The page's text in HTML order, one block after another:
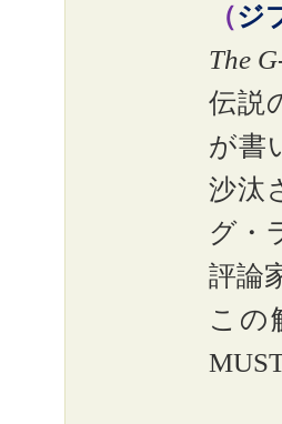
（ジ
The
伝説
が書
沙汰
グ・
評論
この